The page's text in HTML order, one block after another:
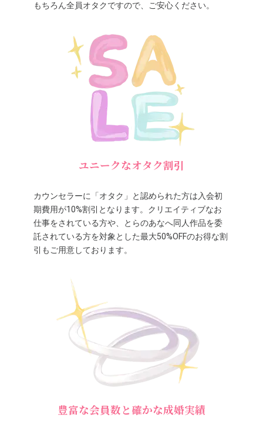
もちろん全員オタクですので、ご安心ください。
ユニークなオタク割引
カウンセラーに「オタク」と認められた方は入会初
期費用が10%割引となります。クリエイティブなお
仕事をされている方や、とらのあなへ同人作品を委
託されている方を対象とした最大50%OFFのお得な割
引もご用意しております。
豊富な会員数と確かな成婚実績